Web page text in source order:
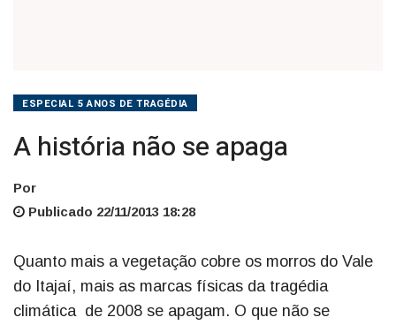
ESPECIAL 5 ANOS DE TRAGÉDIA
A história não se apaga
Por
Publicado 22/11/2013 18:28
Quanto mais a vegetação cobre os morros do Vale
do Itajaí, mais as marcas físicas da tragédia
climática de 2008 se apagam. O que não se